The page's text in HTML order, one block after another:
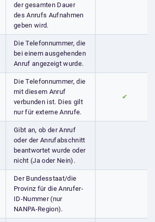
der gesamten Dauer
des Anrufs Aufnahmen
geben wird.
Die Telefonnummer, die
bei einem ausgehenden
Anruf angezeigt wurde.
Die Telefonnummer, die
mit diesem Anruf
verbunden ist. Dies gilt
nur für externe Anrufe.
✔
Gibt an, ob der Anruf
oder der Anrufabschnitt
beantwortet wurde oder
nicht (Ja oder Nein).
Der Bundesstaat/die
Provinz für die Anrufer-
ID-Nummer (nur
NANPA-Region).